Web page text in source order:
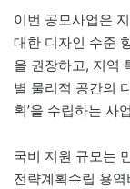
이번 공모사업은
대한 디자인 수준
을 권장하고, 지역
별 물리적 공간의
획’을 수립하는 사
국비 지원 규모는
전략계획수립 용